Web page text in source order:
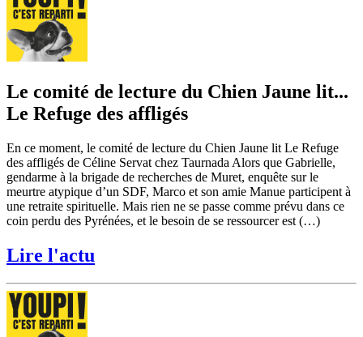
Le comité de lecture du Chien Jaune lit...
Le Refuge des affligés
En ce moment, le comité de lecture du Chien Jaune lit Le Refuge
des affligés de Céline Servat chez Taurnada Alors que Gabrielle,
gendarme à la brigade de recherches de Muret, enquête sur le
meurtre atypique d’un SDF, Marco et son amie Manue participent à
une retraite spirituelle. Mais rien ne se passe comme prévu dans ce
coin perdu des Pyrénées, et le besoin de se ressourcer est (…)
Lire l'actu